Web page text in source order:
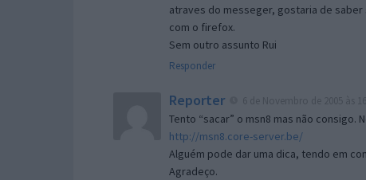
atraves do messeger, gostaria de
com o firefox.
Sem outro assunto Rui
Responder
Reporter
Tento “sacar” o msn8 mas não
http://msn8.core-server.be/
Alguém pode dar uma dica, tendo em
Agradeço.